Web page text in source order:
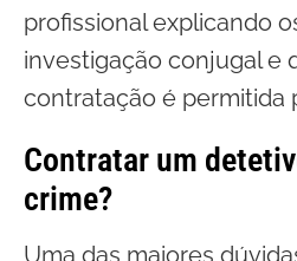
profissional explicando
investigação conjugal e
contratação é permitida
Contratar um
crime?
Uma das maiores